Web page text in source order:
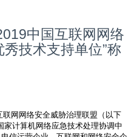
中国互联网网络
技术支持单位”称
网网络安全威胁治理联盟（以下
计算机网络应急技术处理协调中